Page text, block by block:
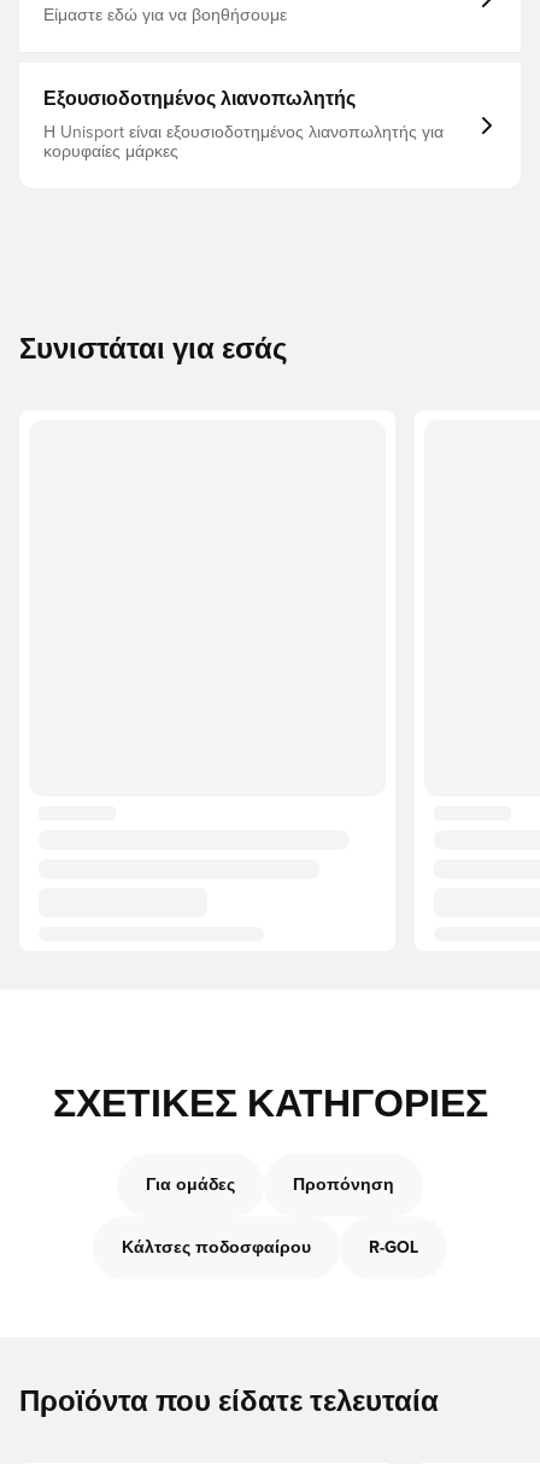
Είμαστε εδώ για να βοηθήσουμε
Εξουσιοδοτημένος λιανοπωλητής
Η Unisport είναι εξουσιοδοτημένος λιανοπωλητής για
κορυφαίες μάρκες
Συνιστάται για εσάς
ΣΧΕΤΙΚΈΣ ΚΑΤΗΓΟΡΊΕΣ
Για ομάδες Προπόνηση
Κάλτσες ποδοσφαίρου R-GOL
Προϊόντα που είδατε τελευταία